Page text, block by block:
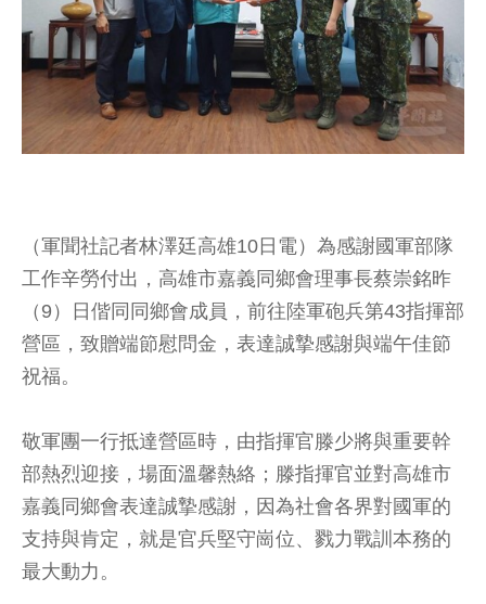
（軍聞社記者林澤廷高雄10日電）為感謝國軍部隊
工作辛勞付出，高雄市嘉義同鄉會理事長蔡崇銘昨
（9）日偕同同鄉會成員，前往陸軍砲兵第43指揮部
營區，致贈端節慰問金，表達誠摯感謝與端午佳節
祝福。
敬軍團一行抵達營區時，由指揮官滕少將與重要幹
部熱烈迎接，場面溫馨熱絡；滕指揮官並對高雄市
嘉義同鄉會表達誠摯感謝，因為社會各界對國軍的
支持與肯定，就是官兵堅守崗位、戮力戰訓本務的
最大動力。